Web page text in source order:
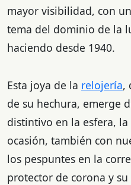
mayor visibilidad, con
tema del dominio de la
haciendo desde 1940.
Esta joya de la relojería,
de su hechura, emerge
distintivo en la esfera,
ocasión, también con
los pespuntes en la
protector de corona y